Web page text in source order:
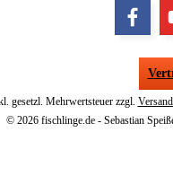
gesetzl. Mehrwertsteuer zzgl.
© 2026 fischlinge.de - Sebastian